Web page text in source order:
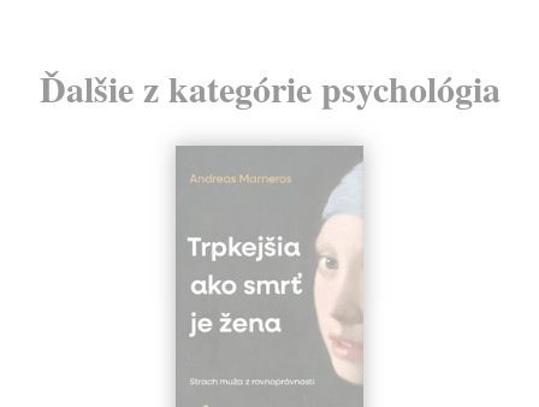
Ďalšie z kategórie psychológia